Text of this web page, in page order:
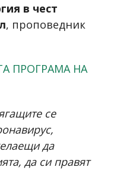
в чест
, проповедник
ПРОГРАМА НА
се
да
да си правят